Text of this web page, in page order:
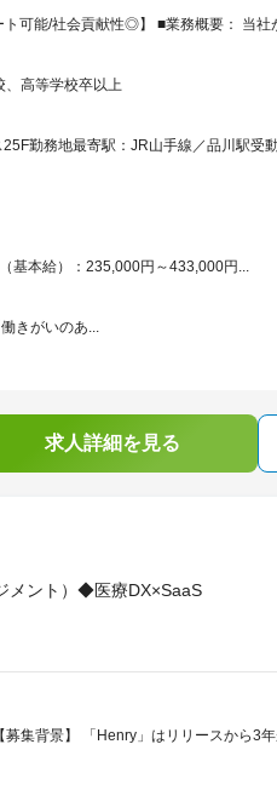
ト可能/社会貢献性◎】 ■業務概要： 当社
、高等学校卒以上
勤務地最寄駅：JR山手線／品川駅受
基本給）：235,000円～433,000円...
きがいのあ...
求人詳細を見る
メント）◆医療DX×SaaS
集背景】 「Henry」はリリースから3